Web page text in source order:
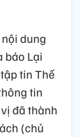
dung
báo Lại
tin Thế
tin
đã thành
(chủ